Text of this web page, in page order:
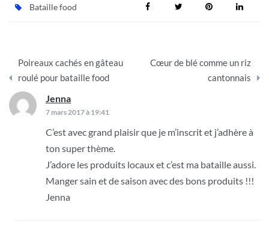
Bataille food
de
l’article
Poireaux cachés en gâteau
roulé pour bataille food
Cœur de blé comme un riz
cantonnais
Jenna
7 mars 2017 à 19:41
C’est avec grand plaisir que je m’inscrit et j’adhère à
ton super thème.
J’adore les produits locaux et c’est ma bataille aussi.
Manger sain et de saison avec des bons produits !!!
Jenna